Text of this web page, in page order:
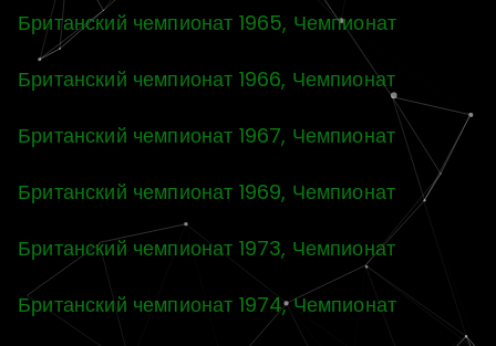
Британский чемпионат 1965, Чемпионат
Британский чемпионат 1966, Чемпионат
Британский чемпионат 1967, Чемпионат
Британский чемпионат 1969, Чемпионат
Британский чемпионат 1973, Чемпионат
Британский чемпионат 1974, Чемпионат